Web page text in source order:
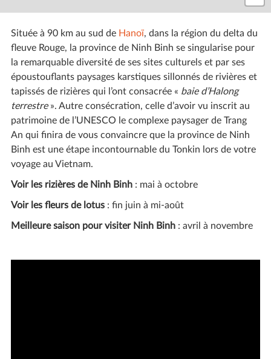
Située à 90 km au sud de Hanoï, dans la région du delta du
fleuve Rouge, la province de Ninh Binh se singularise pour
la remarquable diversité de ses sites culturels et par ses
époustouflants paysages karstiques sillonnés de rivières et
tapissés de rizières qui l’ont consacrée « baie d’Halong
terrestre». Autre consécration, celle d’avoir vu inscrit au
patrimoine de l’UNESCO le complexe paysager de Trang
An qui finira de vous convaincre que la province de Ninh
Binh est une étape incontournable du Tonkin lors de votre
voyage au Vietnam.
Voir les rizières de Ninh Binh: mai à octobre
Voir les fleurs de lotus: fin juin à mi-août
Meilleure saison pour visiter Ninh Binh: avril à novembre